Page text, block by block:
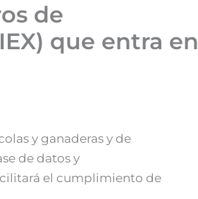
de
que entra en
y ganaderas y de
de datos y
el cumplimiento de